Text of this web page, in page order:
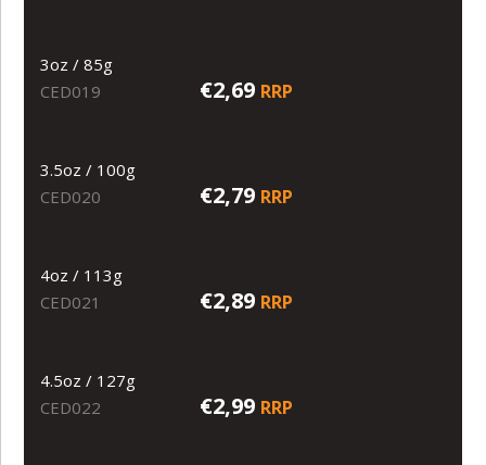
3oz / 85g
CED019
€2,69 RRP
3.5oz / 100g
CED020
€2,79 RRP
4oz / 113g
CED021
€2,89 RRP
4.5oz / 127g
CED022
€2,99 RRP